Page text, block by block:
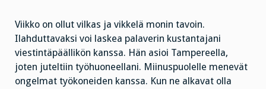
Viikko on ollut vilkas ja vikkelä monin tavoin.
Ilahduttavaksi voi laskea palaverin kustantajani
viestintäpäällikön kanssa. Hän asioi Tampereella,
joten juteltiin työhuoneellani. Miinuspuolelle menevät
ongelmat työkoneiden kanssa. Kun ne alkavat olla